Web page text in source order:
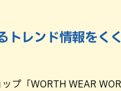
トレンド情報をく
プ「WORTH WEAR